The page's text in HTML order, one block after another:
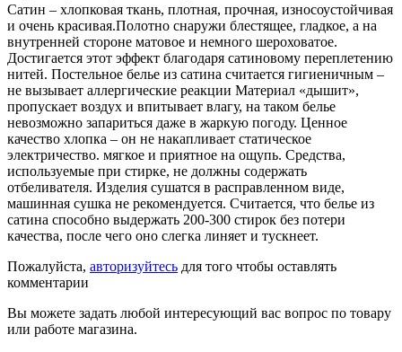
Сатин – хлопковая ткань, плотная, прочная, износоустойчивая
и очень красивая.Полотно снаружи блестящее, гладкое, а на
внутренней стороне матовое и немного шероховатое.
Достигается этот эффект благодаря сатиновому переплетению
нитей. Постельное белье из сатина считается гигиеничным –
не вызывает аллергические реакции Материал «дышит»,
пропускает воздух и впитывает влагу, на таком белье
невозможно запариться даже в жаркую погоду. Ценное
качество хлопка – он не накапливает статическое
электричество. мягкое и приятное на ощупь. Средства,
используемые при стирке, не должны содержать
отбеливателя. Изделия сушатся в расправленном виде,
машинная сушка не рекомендуется. Считается, что белье из
сатина способно выдержать 200-300 стирок без потери
качества, после чего оно слегка линяет и тускнеет.
Пожалуйста, авторизуйтесь для того чтобы оставлять
комментарии
Вы можете задать любой интересующий вас вопрос по товару
или работе магазина.